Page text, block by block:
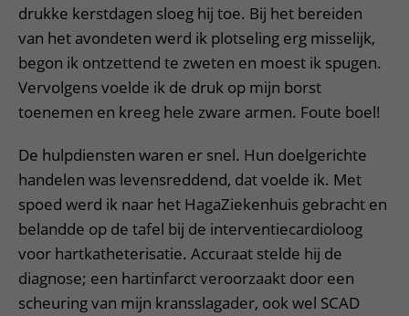
drukke kerstdagen sloeg hij toe. Bij het bereiden
van het avondeten werd ik plotseling erg misselijk,
begon ik ontzettend te zweten en moest ik spugen.
Vervolgens voelde ik de druk op mijn borst
toenemen en kreeg hele zware armen. Foute boel!
De hulpdiensten waren er snel. Hun doelgerichte
handelen was levensreddend, dat voelde ik. Met
spoed werd ik naar het HagaZiekenhuis gebracht en
belandde op de tafel bij de interventiecardioloog
voor hartkatheterisatie. Accuraat stelde hij de
diagnose; een hartinfarct veroorzaakt door een
scheuring van mijn kransslagader, ook wel SCAD